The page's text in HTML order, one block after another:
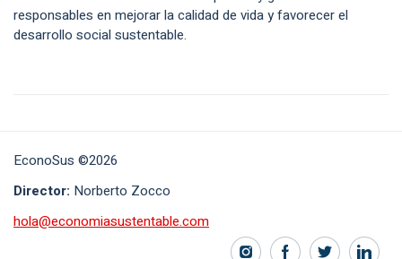
responsables en mejorar la calidad de vida y favorecer el
desarrollo social sustentable.
EconoSus ©2026
Director: Norberto Zocco
hola@economiasustentable.com